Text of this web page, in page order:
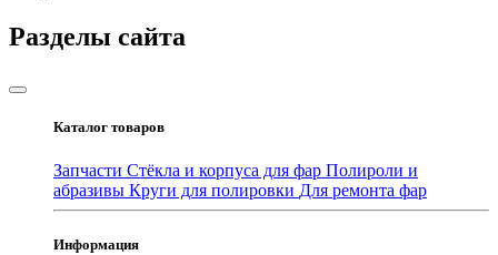
Разделы сайта
Каталог товаров
Запчасти Стёкла и корпуса для фар Полироли и
абразивы Круги для полировки Для ремонта фар
Информация